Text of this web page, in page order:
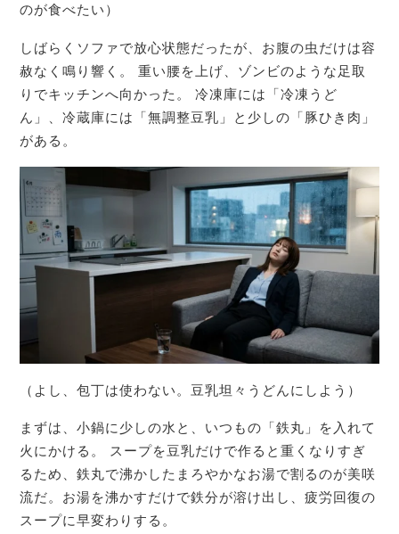
のが食べたい）
しばらくソファで放心状態だったが、お腹の虫だけは容
赦なく鳴り響く。 重い腰を上げ、ゾンビのような足取
りでキッチンへ向かった。 冷凍庫には「冷凍うど
ん」、冷蔵庫には「無調整豆乳」と少しの「豚ひき肉」
がある。
（よし、包丁は使わない。豆乳坦々うどんにしよう）
まずは、小鍋に少しの水と、いつもの「鉄丸」を入れて
火にかける。 スープを豆乳だけで作ると重くなりすぎ
るため、鉄丸で沸かしたまろやかなお湯で割るのが美咲
流だ。お湯を沸かすだけで鉄分が溶け出し、疲労回復の
スープに早変わりする。